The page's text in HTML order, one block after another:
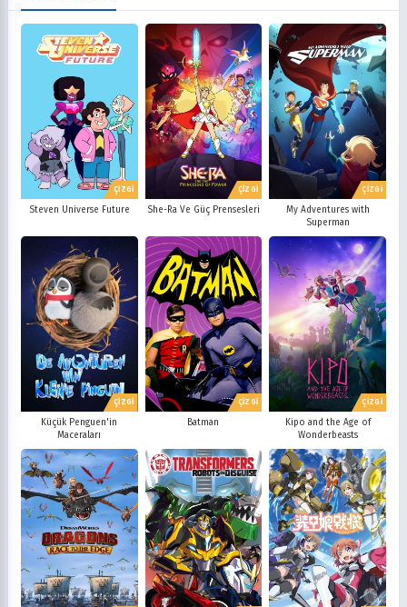
ÇİZGİ
Steven Universe Future
ÇİZGİ
She-Ra Ve Güç Prensesleri
ÇİZGİ
My Adventures with
Superman
ÇİZGİ
Küçük Penguen'in
Maceraları
ÇİZGİ
Batman
ÇİZGİ
Kipo and the Age of
Wonderbeasts